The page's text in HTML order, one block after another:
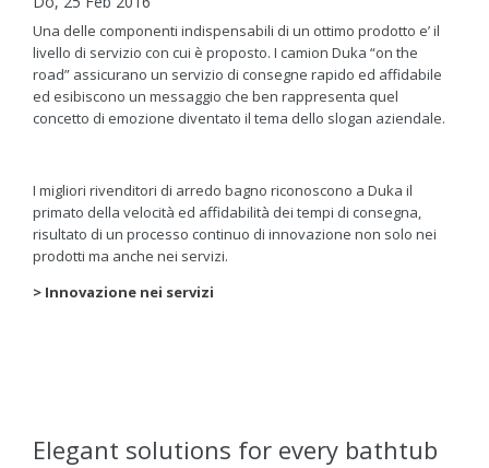
Una delle componenti indispensabili di un ottimo prodotto e’ il
livello di servizio con cui è proposto. I camion Duka “on the
road” assicurano un servizio di consegne rapido ed affidabile
ed esibiscono un messaggio che ben rappresenta quel
concetto di emozione diventato il tema dello slogan aziendale.
I migliori rivenditori di arredo bagno riconoscono a Duka il
primato della velocità ed affidabilità dei tempi di consegna,
risultato di un processo continuo di innovazione non solo nei
prodotti ma anche nei servizi.
> Innovazione nei servizi
Elegant solutions for every bathtub